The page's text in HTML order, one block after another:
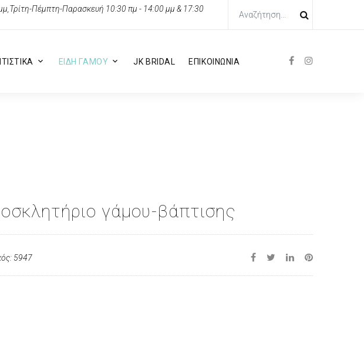
Πέμπτη-Παρασκευή 10:30 πμ - 14:00 μμ & 17:30
ΕΙΔΗ ΓΑΜΟΥ JK BRIDAL ΕΠΙΚΟΙΝΩΝΙΑ
γάμου-βάπτισης
5947